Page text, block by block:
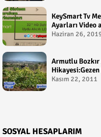
KeySmart Tv
Ayarları Video
Çetin
Haziran 26,
Armutlu
Kasım 22, 2011
SOSYAL HESAPLARIM